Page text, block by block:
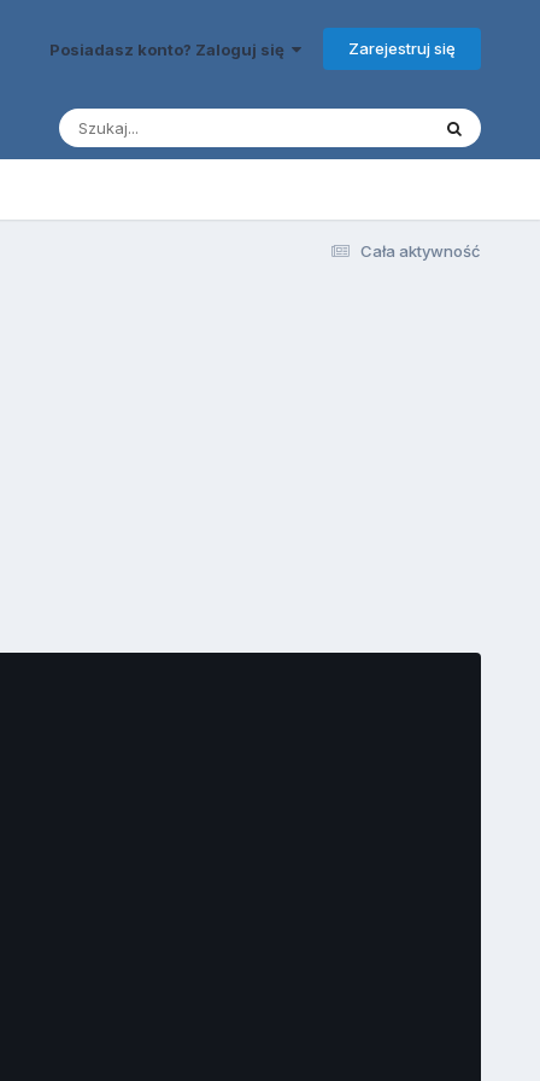
Posiadasz konto? Zaloguj się Zarejestruj się
Cała aktywność